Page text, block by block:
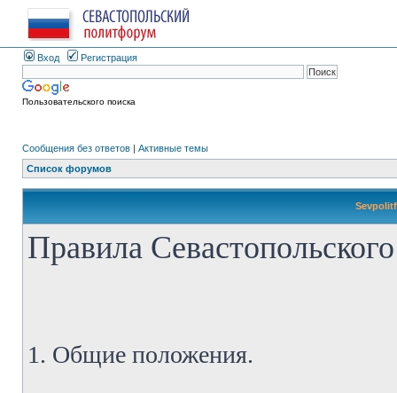
Вход Регистрация
Пользовательского поиска
Сообщения без ответов | Активные темы
Список форумов
Правила
1. Общие положения.